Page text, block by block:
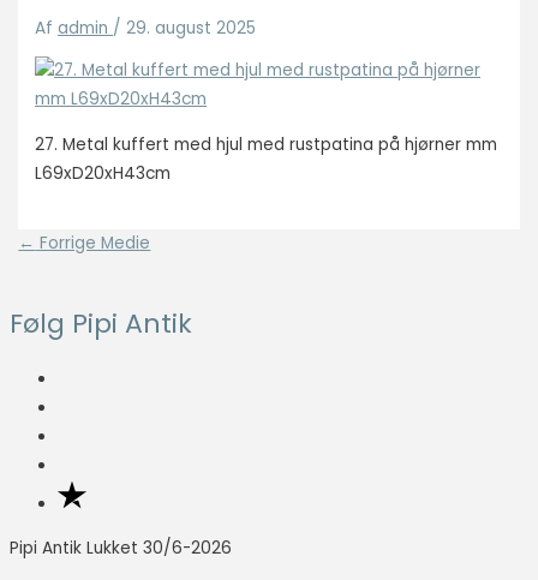
Af admin /29. august 2025
27. Metal kuffert med hjul med rustpatina på hjørner mm
L69xD20xH43cm
Indlægsnavigation
← Forrige Medie
Følg Pipi Antik
Pipi Antik Lukket 30/6-2026